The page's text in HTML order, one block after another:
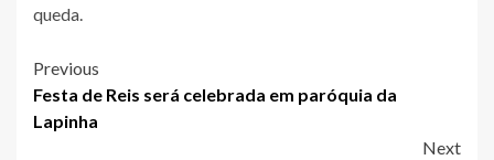
queda.
Post
navigation
Previous
Festa de Reis será celebrada em paróquia da
Lapinha
Next